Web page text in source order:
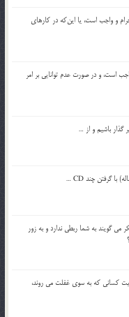
و واجب است، يا اين‌كه در كارهاي
است، و در صورت عدم توانايي بر امر
گذار باشيم و از …
مي گويند به شما ربطي ندارد و به زور
كساني كه به سوي غفلت مي روند،